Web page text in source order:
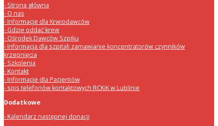
Strona główna
O nas
Informacje dla Krwiodawców
Gdzie oddać krew
Ośrodek Dawców Szpiku
Informacja dla szpitali zamawianie koncentratorów czynników
krzepnięcia
Szkolenia
Kontakt
Informacje dla Pacjentów
spis telefonów kontaktowych RCKiK w Lublinie
Dodatkowe
Kalendarz następnej donacji